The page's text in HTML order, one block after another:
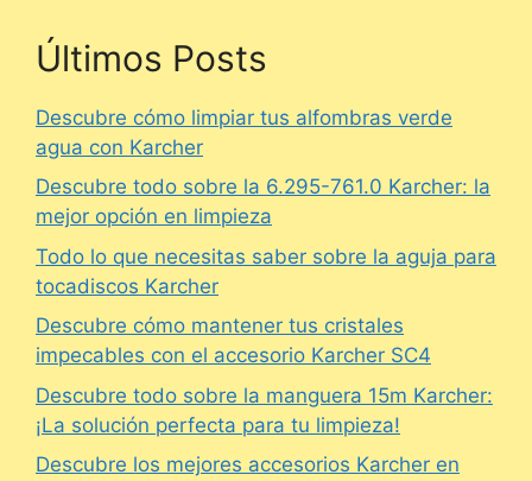
Últimos Posts
Descubre cómo limpiar tus alfombras verde
agua con Karcher
Descubre todo sobre la 6.295-761.0 Karcher: la
mejor opción en limpieza
Todo lo que necesitas saber sobre la aguja para
tocadiscos Karcher
Descubre cómo mantener tus cristales
impecables con el accesorio Karcher SC4
Descubre todo sobre la manguera 15m Karcher:
¡La solución perfecta para tu limpieza!
Descubre los mejores accesorios Karcher en